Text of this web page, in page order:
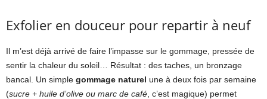
Exfolier en douceur pour repartir à neuf
Il m’est déjà arrivé de faire l’impasse sur le gommage, pressée de
sentir la chaleur du soleil… Résultat : des taches, un bronzage
bancal. Un simple gommage naturel une à deux fois par semaine
(sucre + huile d’olive ou marc de café , c’est magique) permet